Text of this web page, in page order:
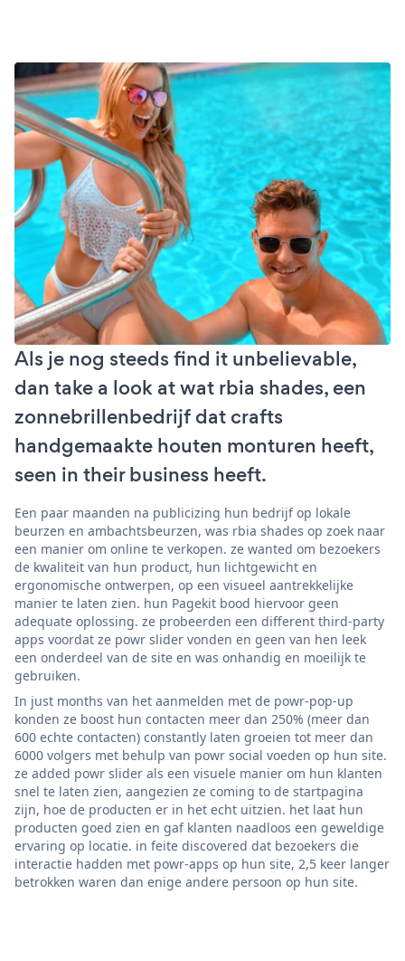
Als je nog steeds find it unbelievable,
dan take a look at wat rbia shades, een
zonnebrillenbedrijf dat crafts
handgemaakte houten monturen heeft,
seen in their business heeft.
Een paar maanden na publicizing hun bedrijf op lokale
beurzen en ambachtsbeurzen, was rbia shades op zoek naar
een manier om online te verkopen. ze wanted om bezoekers
de kwaliteit van hun product, hun lichtgewicht en
ergonomische ontwerpen, op een visueel aantrekkelijke
manier te laten zien. hun Pagekit bood hiervoor geen
adequate oplossing. ze probeerden een different third-party
apps voordat ze powr slider vonden en geen van hen leek
een onderdeel van de site en was onhandig en moeilijk te
gebruiken.
In just months van het aanmelden met de powr-pop-up
konden ze boost hun contacten meer dan 250% (meer dan
600 echte contacten) constantly laten groeien tot meer dan
6000 volgers met behulp van powr social voeden op hun site.
ze added powr slider als een visuele manier om hun klanten
snel te laten zien, aangezien ze coming to de startpagina
zijn, hoe de producten er in het echt uitzien. het laat hun
producten goed zien en gaf klanten naadloos een geweldige
ervaring op locatie. in feite discovered dat bezoekers die
interactie hadden met powr-apps op hun site, 2,5 keer langer
betrokken waren dan enige andere persoon op hun site.